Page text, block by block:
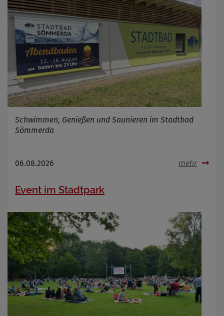
Schwimmen, Genießen und Saunieren im Stadtbad
Sömmerda
06.08.2026 mehr
Event im Stadtpark